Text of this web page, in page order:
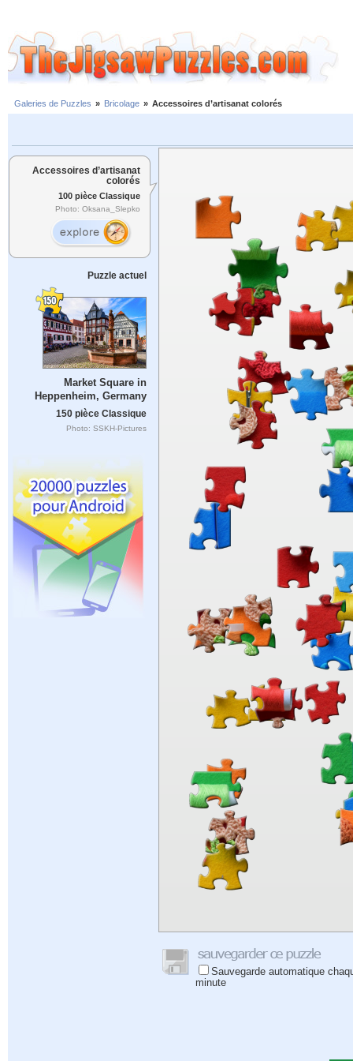
Galeries de Puzzles » Bricolage » Accessoires d’artisanat colorés
Accessoires d’artisanat
colorés
100 pièce Classique
Photo: Oksana_Slepko
Puzzle actuel
Market Square in
Heppenheim, Germany
150 pièce Classique
Photo: SSKH-Pictures
Sauvegarde automatique
minute